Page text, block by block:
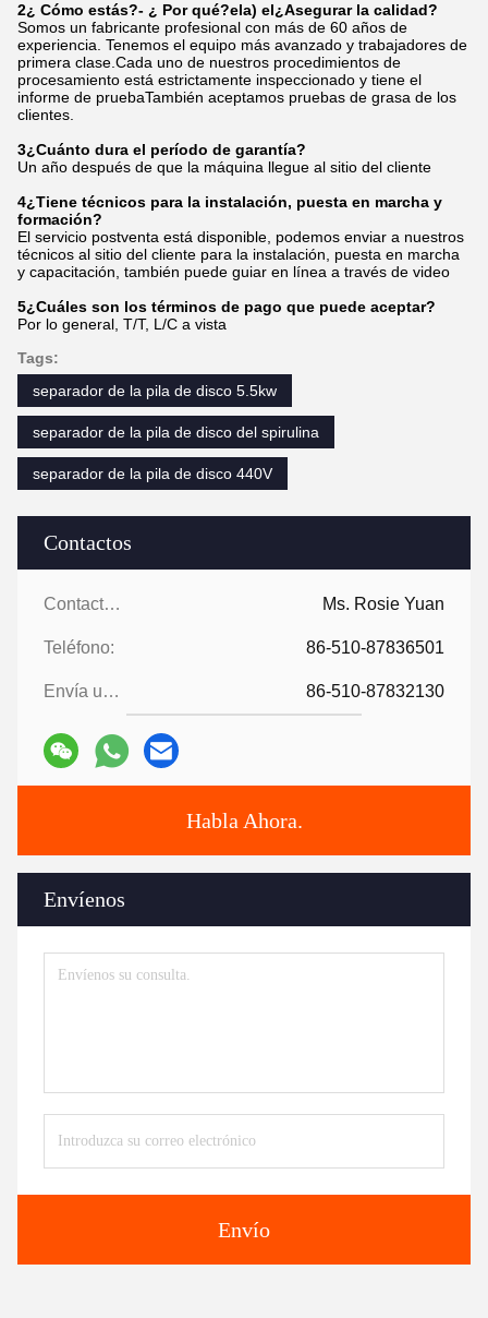
Contactos
Contactos: Ms. Rosie Yuan
Teléfono: 86-510-87836501
Envía un fax.: 86-510-87832130
Habla Ahora.
Envíenos
Envío
2¿ Cómo estás?- ¿ Por qué?ela) el¿Asegurar la calidad?
Somos un fabricante profesional con más de 60 años de
experiencia. Tenemos el equipo más avanzado y trabajadores de
primera clase.Cada uno de nuestros procedimientos de
procesamiento está estrictamente inspeccionado y tiene el
informe de pruebaTambién aceptamos pruebas de grasa de los
clientes.
3¿Cuánto dura el período de garantía?
Un año después de que la máquina llegue al sitio del cliente
4¿Tiene técnicos para la instalación, puesta en marcha y
formación?
El servicio postventa está disponible, podemos enviar a nuestros
técnicos al sitio del cliente para la instalación, puesta en marcha
y capacitación, también puede guiar en línea a través de video
5¿Cuáles son los términos de pago que puede aceptar?
Por lo general, T/T, L/C a vista
Tags:
separador de la pila de disco 5.5kw
separador de la pila de disco del spirulina
separador de la pila de disco 440V